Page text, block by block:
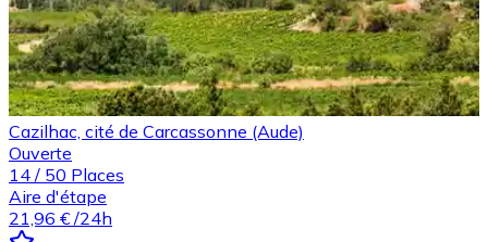
Cazilhac, cité de Carcassonne (Aude)
Ouverte
14 / 50 Places
Aire d'étape
21,96 € /24h